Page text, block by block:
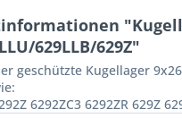
629LLB/629Z"
geschützte Kugellager
6292ZC3 6292ZR 629Z